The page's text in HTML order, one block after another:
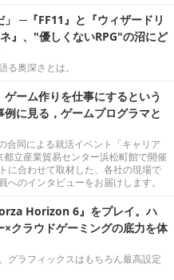
」 ─『FF11』と『ウィザードリ
』、"優しくないRPG"の沼にど
る奥深さとは。
ゲーム作りを仕事にするという
に見る，ゲームプログラマと
同による就活イベント「キャリア
立産業貿易センター浜松町館で開催
に合わせて取材した、各社の現場で
へのインタビューをお届けします。
Horizon 6』をプレイ。ハ
×クラウドゲーミングの底力を体
グラフィックスはもちろん最高設定